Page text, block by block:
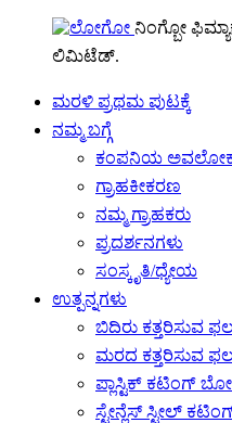
ನಿಂಗ್ಬೋ
ಲಿಮಿಟೆಡ್.
ಮರಳಿ ಪ್ರಥಮ ಪುಟಕ್ಕೆ
ನಮ್ಮ ಬಗ್ಗೆ
ಕಂಪನಿಯ
ಗ್ರಾಹಕೀಕರಣ
ನಮ್ಮ ಗ್ರಾಹಕರು
ಪ್ರದರ್ಶನಗಳು
ಸಂಸ್ಕೃತಿ/ಧ್ಯೇಯ
ಉತ್ಪನ್ನಗಳು
ಬಿದಿರು ಕತ್ತರಿಸುವ
ಮರದ ಕತ್ತರಿಸುವ
ಪ್ಲಾಸ್ಟಿಕ್ ಕಟಿಂಗ್
ಸ್ಟೇನ್ಲೆಸ್ ಸ್ಟೀಲ್